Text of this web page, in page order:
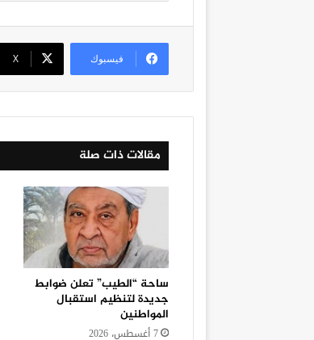
فيسبوك ‫X
مقالات ذات صلة
ساحة “الطيب” تعلن ضوابط
جديدة لتنظيم استقبال
المواطنين
7 أغسطس، 2026